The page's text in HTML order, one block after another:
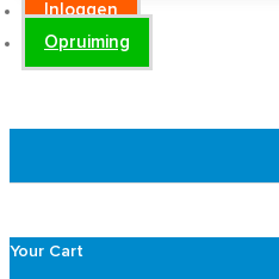
Inloggen
Opruiming
Your Cart